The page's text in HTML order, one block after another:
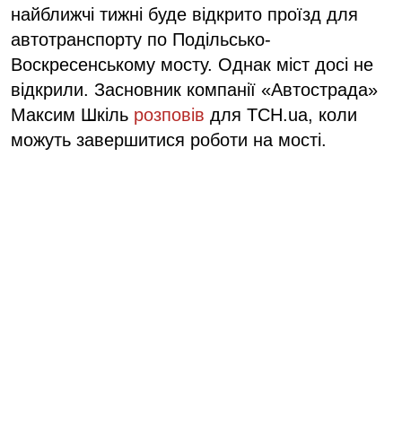
найближчі тижні буде відкрито проїзд для
автотранспорту по Подільсько-
Воскресенському мосту. Однак міст досі не
відкрили. Засновник компанії «Автострада»
Максим Шкіль розповів для ТСН.ua, коли
можуть завершитися роботи на мості.